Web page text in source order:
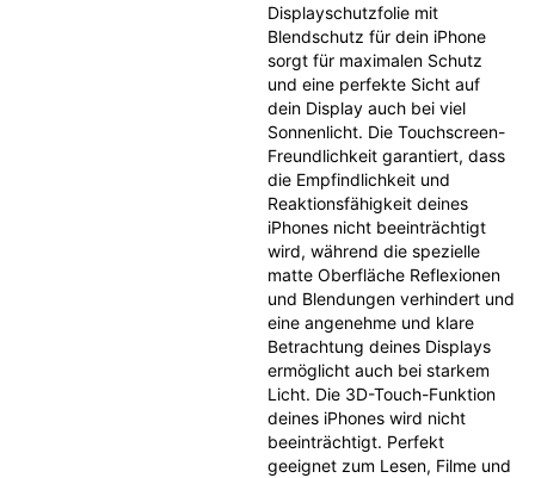
Displayschutzfolie mit
Blendschutz für dein iPhone
sorgt für maximalen Schutz
und eine perfekte Sicht auf
dein Display auch bei viel
Sonnenlicht. Die Touchscreen-
Freundlichkeit garantiert, dass
die Empfindlichkeit und
Reaktionsfähigkeit deines
iPhones nicht beeinträchtigt
wird, während die spezielle
matte Oberfläche Reflexionen
und Blendungen verhindert und
eine angenehme und klare
Betrachtung deines Displays
ermöglicht auch bei starkem
Licht. Die 3D-Touch-Funktion
deines iPhones wird nicht
beeinträchtigt. Perfekt
geeignet zum Lesen, Filme und